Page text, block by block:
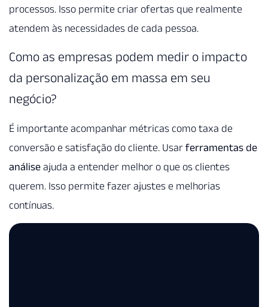
processos. Isso permite criar ofertas que realmente
atendem às necessidades de cada pessoa.
Como as empresas podem medir o impacto
da personalização em massa em seu
negócio?
É importante acompanhar métricas como taxa de
conversão e satisfação do cliente. Usar ferramentas de
análise ajuda a entender melhor o que os clientes
querem. Isso permite fazer ajustes e melhorias
contínuas.